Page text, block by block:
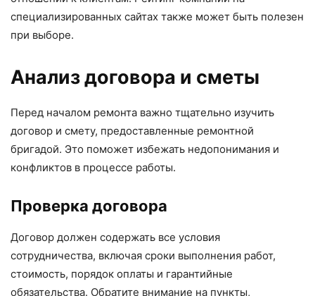
специализированных сайтах также может быть полезен
при выборе.
Анализ договора и сметы
Перед началом ремонта важно тщательно изучить
договор и смету, предоставленные ремонтной
бригадой. Это поможет избежать недопонимания и
конфликтов в процессе работы.
Проверка договора
Договор должен содержать все условия
сотрудничества, включая сроки выполнения работ,
стоимость, порядок оплаты и гарантийные
обязательства. Обратите внимание на пункты,